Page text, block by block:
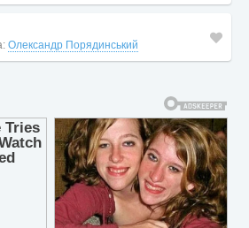
Олександр Порядинський